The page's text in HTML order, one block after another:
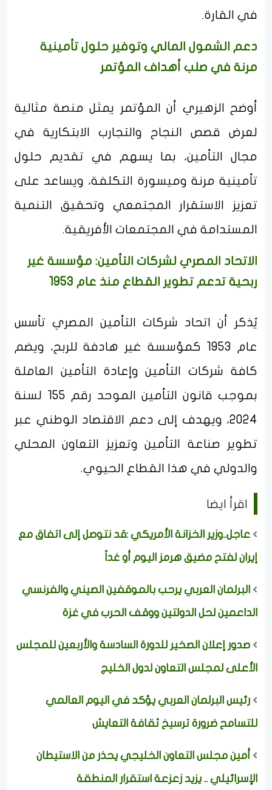
في القارة.
دعم الشمول المالي وتوفير حلول تأمينية
مرنة في صلب أهداف المؤتمر
أوضح الزهيري أن المؤتمر يمثل منصة مثالية
لعرض قصص النجاح والتجارب الابتكارية في
مجال التأمين، بما يسهم في تقديم حلول
تأمينية مرنة وميسورة التكلفة، ويساعد على
تعزيز الاستقرار المجتمعي وتحقيق التنمية
المستدامة في المجتمعات الأفريقية.
الاتحاد المصري لشركات التأمين: مؤسسة غير
ربحية تدعم تطوير القطاع منذ عام 1953
يُذكر أن اتحاد شركات التأمين المصري تأسس
عام 1953 كمؤسسة غير هادفة للربح، ويضم
كافة شركات التأمين وإعادة التأمين العاملة
بموجب قانون التأمين الموحد رقم 155 لسنة
2024، ويهدف إلى دعم الاقتصاد الوطني عبر
تطوير صناعة التأمين وتعزيز التعاون المحلي
والدولي في هذا القطاع الحيوي.
اقرأ ايضا
عاجل..وزير الخزانة الأمريكي :قد نتوصل إلى اتفاق مع
إيران لفتح مضيق هرمز اليوم أو غداً
البرلمان العربي يرحب بالموقفين الصيني والفرنسي
الداعمين لحل الدولتين ووقف الحرب في غزة
صدور إعلان الصخير للدورة السادسة والأربعين للمجلس
الأعلى لمجلس التعاون لدول الخليج
رئيس البرلمان العربي يؤكد في اليوم العالمي
للتسامح ضرورة ترسيخ ثقافة التعايش
أمين مجلس التعاون الخليجي يحذر من الاستيطان
الإسرائيلي .. يزيد زعزعة استقرار المنطقة